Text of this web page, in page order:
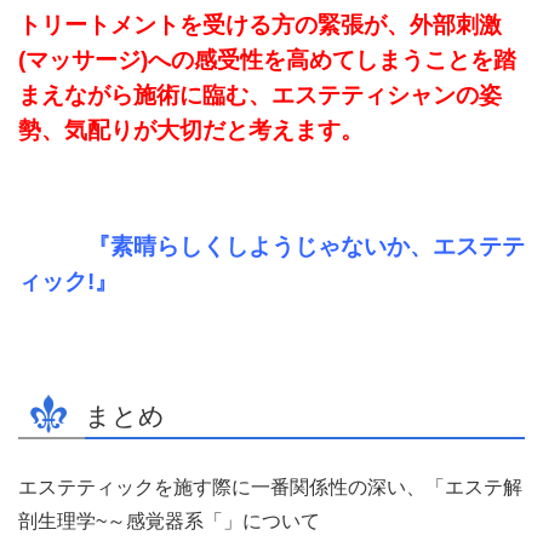
トリートメントを受ける方の緊張が、外部刺激
(マッサージ)への感受性を高めてしまうことを踏
まえながら施術に臨む、エステティシャンの姿
勢、気配りが大切だと考えます。
『素晴らしくしようじゃないか、エステテ
ィック!』
まとめ
エステティックを施す際に一番関係性の深い、「エステ解
剖生理学~～感覚器系「」について